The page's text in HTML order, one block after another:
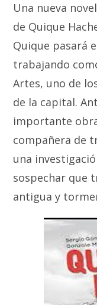
Una nueva
de Quique
Quique pasará
trabajando
Artes, uno de
de la capital.
importante
compañera de
una
sospechar que
antigua y